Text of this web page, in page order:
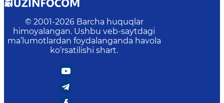
© 2001-2026 Barcha huquqlar
himoyalangan. Ushbu veb-saytdagi
ma’lumotlardan foydalanganda havola
ko‘rsatilishi shart.